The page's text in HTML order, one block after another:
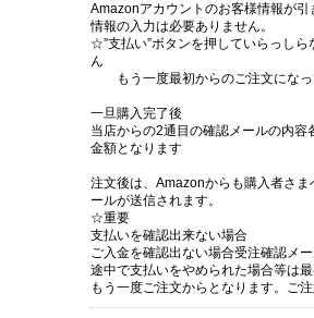
Amazonアカウントのお客様情報が
情報の入力は必要ありません。
☆”支払い”ボタンを押していらっし
ん
もう一度最初からのご注文になっ
一旦購入完了後
当店からの2通目の確認メールの内容
金額となります
注文後は、Amazonからも購入者さま
ールが送信されます。
☆重要
支払いを確認出来ない場合
ご入金を確認出ない場合受注確認メ
途中で支払いをやめられた場合等は
もう一度ご注文からとなります。ご